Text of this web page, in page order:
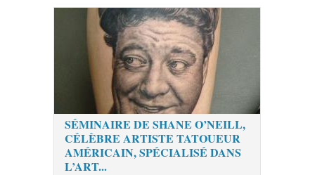
SÉMINAIRE DE SHANE O’NEILL,
CÉLÈBRE ARTISTE TATOUEUR
AMÉRICAIN, SPÉCIALISÉ DANS
L’ART...